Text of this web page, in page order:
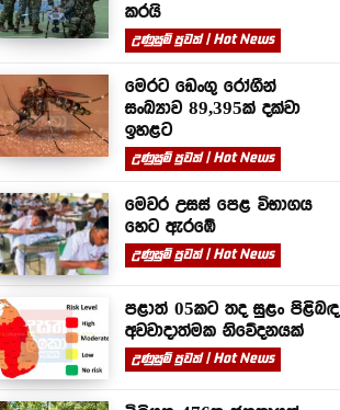
කරයි
උණුසුම් පුවත් | Hot News
මෙරට ඩෙංගු රෝගීන්
සංඛ්‍යාව 89,395ක් දක්වා
ඉහළට
උණුසුම් පුවත් | Hot News
මෙවර උසස් පෙළ විභාගය
හෙට ඇරඹේ
උණුසුම් පුවත් | Hot News
පළාත් 05කට තද සුළං පිළිබඳ
අවවාදාත්මක නිවේදනයක්
උණුසුම් පුවත් | Hot News